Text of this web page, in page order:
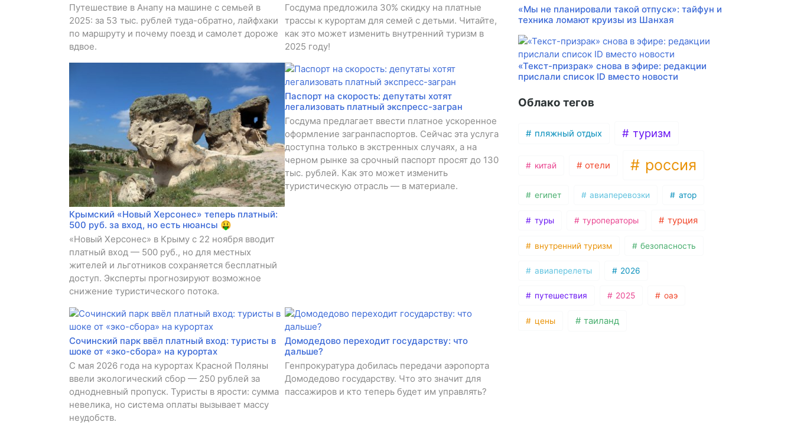
Путешествие в Анапу на машине с семьей в
2025: за 53 тыс. рублей туда-обратно, лайфхаки
по маршруту и почему поезд и самолет дороже
вдвое.
Госдума предложила 30% скидку на платные
трассы к курортам для семей с детьми. Читайте,
как это может изменить внутренний туризм в
2025 году!
Крымский «Новый Херсонес» теперь платный:
500 руб. за вход, но есть нюансы 🤑
«Новый Херсонес» в Крыму с 22 ноября вводит
платный вход — 500 руб., но для местных
жителей и льготников сохраняется бесплатный
доступ. Эксперты прогнозируют возможное
снижение туристического потока.
Паспорт на скорость: депутаты хотят
легализовать платный экспресс-загран
Госдума предлагает ввести платное ускоренное
оформление загранпаспортов. Сейчас эта услуга
доступна только в экстренных случаях, а на
черном рынке за срочный паспорт просят до 130
тыс. рублей. Как это может изменить
туристическую отрасль — в материале.
Сочинский парк ввёл платный вход: туристы в
шоке от «эко-сбора» на курортах
С мая 2026 года на курортах Красной Поляны
ввели экологический сбор — 250 рублей за
однодневный пропуск. Туристы в ярости: сумма
невелика, но система оплаты вызывает массу
неудобств.
Домодедово переходит государству: что
дальше?
Генпрокуратура добилась передачи аэропорта
Домодедово государству. Что это значит для
пассажиров и кто теперь будет им управлять?
«Мы не планировали такой отпуск»: тайфун и
техника ломают круизы из Шанхая
«Текст-призрак» снова в эфире: редакции
прислали список ID вместо новости
Облако тегов
пляжный отдых туризм
китай отели россия
египет авиаперевозки атор
туры туроператоры турция
внутренний туризм безопасность
авиаперелеты 2026
путешествия 2025 оаэ
цены таиланд